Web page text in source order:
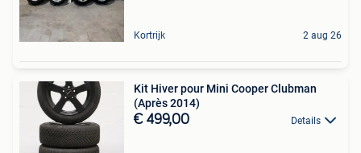
Kortrijk 2 aug 26
Kit Hiver pour Mini Cooper Clubman
(Après 2014)
€ 499,00 Details